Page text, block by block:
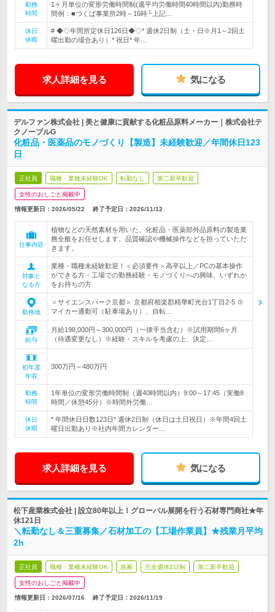
勤務
時間
1ヶ月単位の変形労働時間制(週平均労働時間40時間以内)勤務時
間例：■つくば事業所2時～16時└上記…
休日
休暇
# ◆◇年間所定休日126日◆◇* 週休2日制（土・日※月1～2回土
曜出勤の場合あり）* 祝日* 年…
求人詳細を見る 気になる
デルファン株式会社 | 美と健康に貢献する化粧品原料メーカー｜株式会社テ
クノーブルG
化粧品・医薬品のモノづくり【製造】未経験歓迎／年間休日123
日
正社員 職種・業種未経験OK 転勤なし 第二新卒歓迎
女性のおしごと掲載中
情報更新日：2026/05/22 終了予定日： 2026/11/12
仕事内容
植物などの天然素材を用いた、化粧品・医薬部外品原料の製造業
務全般をお任せします。品質確認や機械操作などを担っていただ
きます。
対象と
なる方
業種・職種未経験歓迎！＜必須要件＞高卒以上／PCの基本操作
ができる方・工場での勤務経験・モノづくりへの興味、いずれか
をお持ちの方
勤務地
＜サイエンスパーク京都＞ 京都府相楽郡精華町光台1丁目2-5 ※
マイカー通勤可（駐車場あり）、自転…
給与
月給198,000円～300,000円（一律手当含む）※試用期間6ヶ月
（待遇変更なし）※経験・スキルを考慮の上、決定…
初年度
年収
300万円～480万円
勤務
時間
1年単位の変形労働時間制（週40時間以内）9:00～17:45（実働8
時間／休憩45分）※時間外労働…
休日
休暇
* 年間休日日数123日* 週休2日制（休日は土日祝日）※年間4回土
曜日出勤あり※社内年間カレンダー…
求人詳細を見る 気になる
松下産業株式会社 | 設立80年以上！グローバル展開を行う石材専門商社★年
休121日
＼転勤なし＆三重募集／石材加工の【工場作業員】★残業月平均
2h
正社員 職種・業種未経験OK 急募 完全週休2日制 第二新卒歓迎
女性のおしごと掲載中
情報更新日：2026/07/16 終了予定日： 2026/11/19